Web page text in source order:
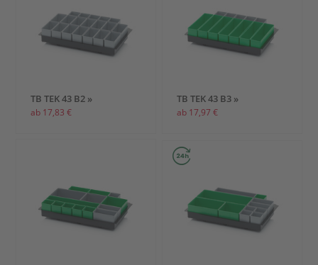
TB TEK 43 B2 »
ab 17,83 €
TB TEK 43 B3 »
ab 17,97 €